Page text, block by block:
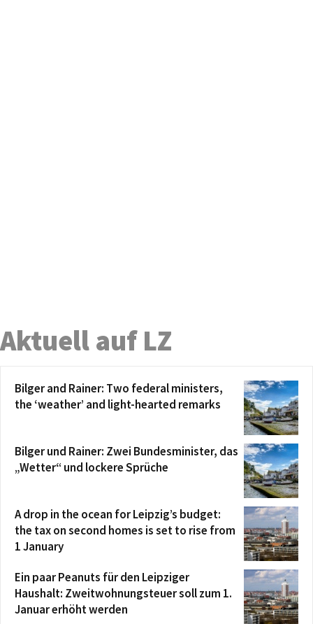
Aktuell auf LZ
Bilger and Rainer: Two federal ministers,
the ‘weather’ and light-hearted remarks
Bilger und Rainer: Zwei Bundesminister, das
„Wetter“ und lockere Sprüche
A drop in the ocean for Leipzig’s budget:
the tax on second homes is set to rise from
1 January
Ein paar Peanuts für den Leipziger
Haushalt: Zweitwohnungsteuer soll zum 1.
Januar erhöht werden